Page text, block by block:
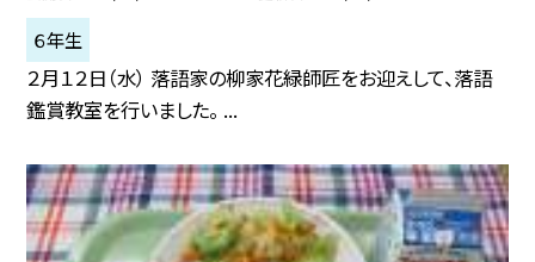
６年生
２月１２日（水） 落語家の柳家花緑師匠をお迎えして、落語
鑑賞教室を行いました。 ...